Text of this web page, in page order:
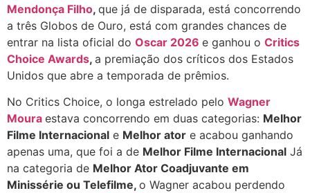
Mendonça Filho, que já de disparada, está concorrendo
a três Globos de Ouro, está com grandes chances de
entrar na lista oficial do Oscar 2026 e ganhou o Critics
Choice Awards, a premiação dos críticos dos Estados
Unidos que abre a temporada de prêmios.
No Critics Choice, o longa estrelado pelo Wagner
Moura estava concorrendo em duas categorias: Melhor
Filme Internacional e Melhor ator e acabou ganhando
apenas uma, que foi a de Melhor Filme Internacional Já
na categoria de Melhor Ator Coadjuvante em
Minissérie ou Telefilme, o Wagner acabou perdendo